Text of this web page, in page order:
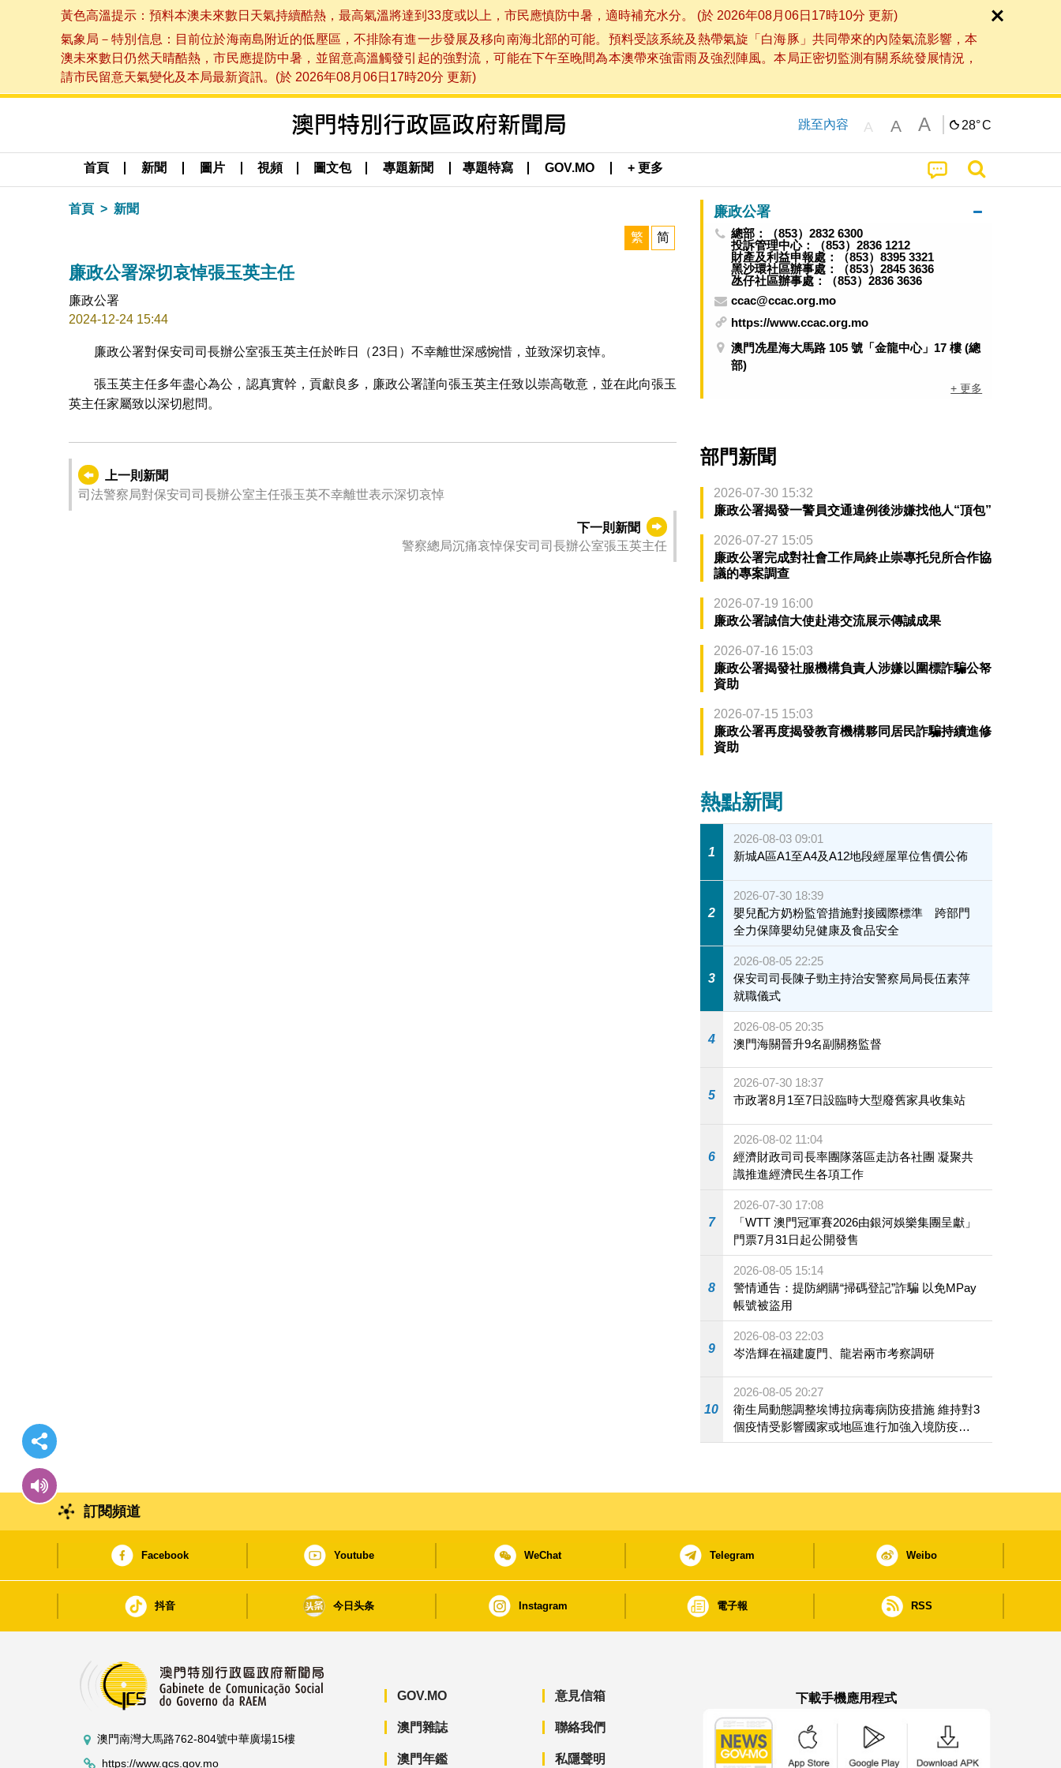
黃色高溫提示：預料本澳未來數日天氣持續酷熱，最高氣溫將達到33度或以上，市民應慎防中暑，適時補充水分。 (於 2026年08月06日17時10分 更新)
氣象局－特別信息：目前位於海南島附近的低壓區，不排除有進一步發展及移向南海北部的可能。預料受該系統及熱帶氣旋「白海豚」共同帶來的內陸氣流影響，本
澳未來數日仍然天晴酷熱，市民應提防中暑，並留意高溫觸發引起的強對流，可能在下午至晚間為本澳帶來強雷雨及強烈陣風。本局正密切監測有關系統發展情況，
請市民留意天氣變化及本局最新資訊。(於 2026年08月06日17時20分 更新)
跳至內容 A A A 28°C
首頁 新聞 圖片 視頻 圖文包 專題新聞 專題特寫 GOV.MO + 更多
首頁 新聞
繁 简
廉政公署深切哀悼張玉英主任
廉政公署
2024-12-24 15:44
廉政公署對保安司司長辦公室張玉英主任於昨日（23日）不幸離世深感惋惜，並致深切哀悼。
張玉英主任多年盡心為公，認真實幹，貢獻良多，廉政公署謹向張玉英主任致以崇高敬意，並在此向張玉
英主任家屬致以深切慰問。
上一則新聞
司法警察局對保安司司長辦公室主任張玉英不幸離世表示深切哀悼
下一則新聞
警察總局沉痛哀悼保安司司長辦公室張玉英主任
廉政公署
總部：（853）2832 6300
投訴管理中心：（853）2836 1212
財產及利益申報處：（853）8395 3321
黑沙環社區辦事處：（853）2845 3636
氹仔社區辦事處：（853）2836 3636
ccac@ccac.org.mo
https://www.ccac.org.mo
澳門冼星海大馬路 105 號「金龍中心」17 樓 (總
部)
+ 更多
部門新聞
2026-07-30 15:32
廉政公署揭發一警員交通違例後涉嫌找他人“頂包”
2026-07-27 15:05
廉政公署完成對社會工作局終止崇專托兒所合作協
議的專案調查
2026-07-19 16:00
廉政公署誠信大使赴港交流展示傳誠成果
2026-07-16 15:03
廉政公署揭發社服機構負責人涉嫌以圍標詐騙公帑
資助
2026-07-15 15:03
廉政公署再度揭發教育機構夥同居民詐騙持續進修
資助
熱點新聞
1
2026-08-03 09:01
新城A區A1至A4及A12地段經屋單位售價公佈
2
2026-07-30 18:39
嬰兒配方奶粉監管措施對接國際標準 跨部門
全力保障嬰幼兒健康及食品安全
3
2026-08-05 22:25
保安司司長陳子勁主持治安警察局局長伍素萍
就職儀式
4
2026-08-05 20:35
澳門海關晉升9名副關務監督
5
2026-07-30 18:37
市政署8月1至7日設臨時大型廢舊家具收集站
6
2026-08-02 11:04
經濟財政司司長率團隊落區走訪各社團 凝聚共
識推進經濟民生各項工作
7
2026-07-30 17:08
「WTT 澳門冠軍賽2026由銀河娛樂集團呈獻」
門票7月31日起公開發售
8
2026-08-05 15:14
警情通告：提防網購“掃碼登記”詐騙 以免MPay
帳號被盜用
9
2026-08-03 22:03
岑浩輝在福建廈門、龍岩兩市考察調研
10
2026-08-05 20:27
衛生局動態調整埃博拉病毒病防疫措施 維持對3
個疫情受影響國家或地區進行加強入境防疫措
施
訂閱頻道
Facebook Youtube WeChat Telegram Weibo
抖音 今日头条 Instagram 電子報 RSS
澳門南灣大馬路762-804號中華廣場15樓
https://www.gcs.gov.mo
GOV.MO
澳門雜誌
澳門年鑑
意見信箱
聯絡我們
私隱聲明
下載手機應用程式